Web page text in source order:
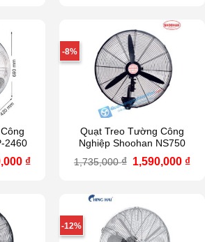
₫.
1,818,000 ₫.
2460
₫Giá
2,919,000 ₫.
-8%
Quạt Treo Tường Công
Nghiệp Shoohan NS750
1,735,000₫ Giá
1,590,000 ₫
-12%